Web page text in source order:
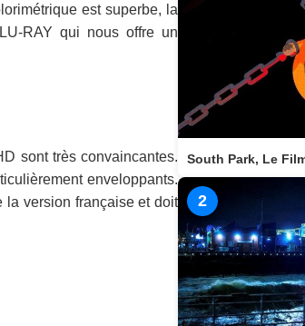
est superbe, la
RAY qui nous offre un
sont très convaincantes.
enveloppants.
la version française et doit
South Park, Le
2